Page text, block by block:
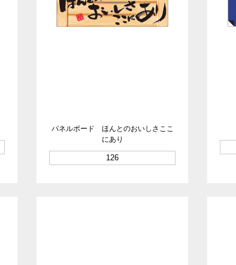
パネルボード ほんとのおいしさここ
にあり
126